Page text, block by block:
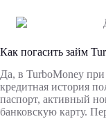
Как погасить займ
Да, в TurboMoney
кредитная история
паспорт, активный
банковскую карту.